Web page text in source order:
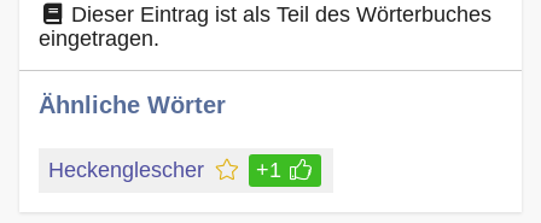
Dieser Eintrag ist als Teil des Wörterbuches
eingetragen.
Ähnliche Wörter
Heckenglescher +1